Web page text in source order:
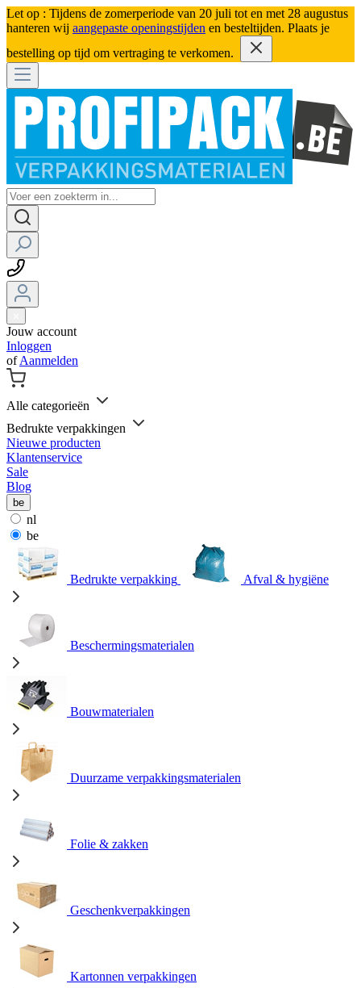
Let op : Tijdens de zomerperiode van 20 juli tot en met 28 augustus
hanteren wij aangepaste openingstijden en besteltijden. Plaats je
bestelling op tijd om vertraging te verkomen.
Jouw account
Inloggen
ofAanmelden
Alle categorieën
Bedrukte verpakkingen
Nieuwe producten
Klantenservice
Sale
Blog
be
nl
be
Bedrukte verpakking Afval & hygiëne
Beschermingsmaterialen
Bouwmaterialen
Duurzame verpakkingsmaterialen
Folie & zakken
Geschenkverpakkingen
Kartonnen verpakkingen